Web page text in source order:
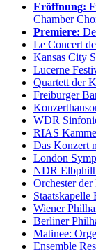
Eröffnung:
Chamber
Premiere:
Le Concert
Kansas City
Lucerne
Quartett der
Freiburger
WDR
RIAS
Das Konzert
London
NDR
Orchester
Staatskapelle
Wiener
Berliner
Matinee:
Ensemble